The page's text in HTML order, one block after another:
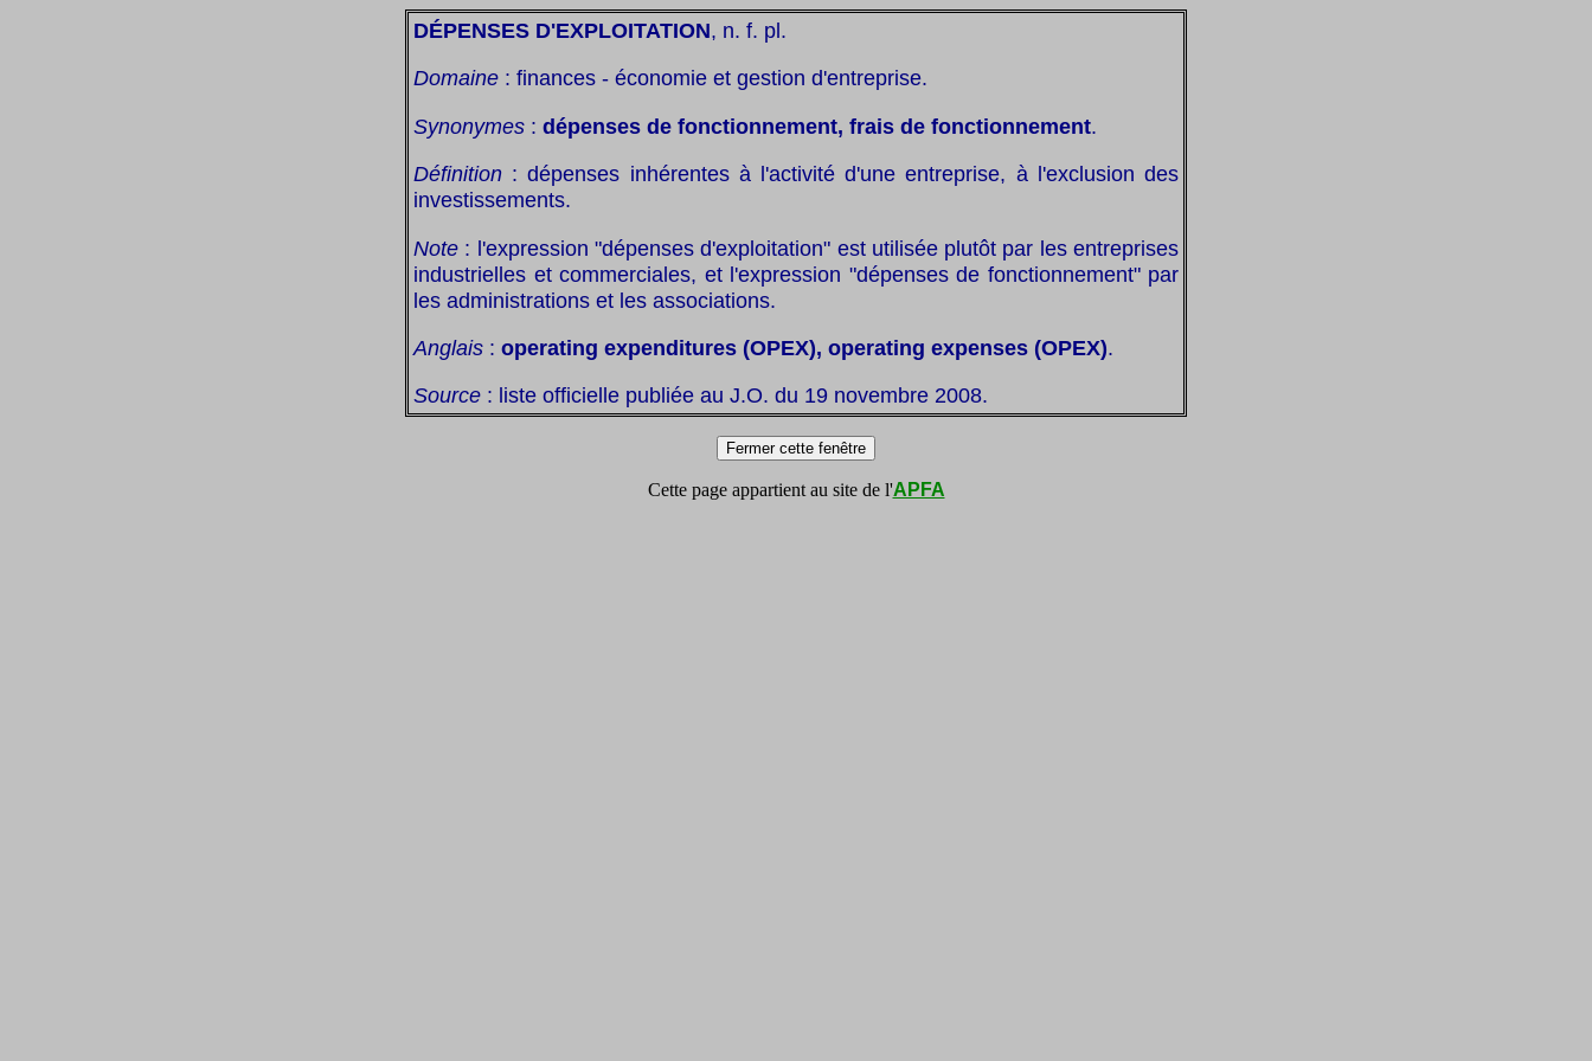
DÉPENSES D'EXPLOITATION, n. f. pl.
Domaine : finances - économie et gestion d'entreprise.
Synonymes : dépenses de fonctionnement, frais de fonctionnement.
Définition : dépenses inhérentes à l'activité d'une entreprise, à l'exclusion des
investissements.
Note : l'expression "dépenses d'exploitation" est utilisée plutôt par les entreprises
industrielles et commerciales, et l'expression "dépenses de fonctionnement" par
les administrations et les associations.
Anglais : operating expenditures (OPEX), operating expenses (OPEX).
Source : liste officielle publiée au J.O. du 19 novembre 2008.
Cette page appartient au site de l'APFA